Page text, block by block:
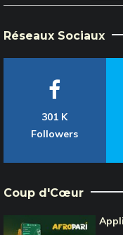
Réseaux Sociaux
301 K
Followers
Coup d'Cœur